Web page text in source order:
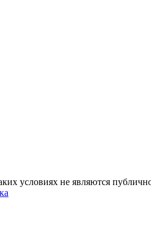
условиях не являются